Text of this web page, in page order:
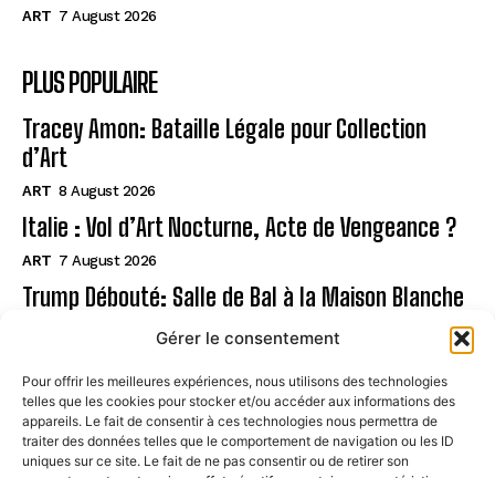
Gérer le consentement
Pour offrir les meilleures expériences, nous utilisons des technologies
telles que les cookies pour stocker et/ou accéder aux informations des
appareils. Le fait de consentir à ces technologies nous permettra de
traiter des données telles que le comportement de navigation ou les ID
uniques sur ce site. Le fait de ne pas consentir ou de retirer son
ART 7 August 2026
PLUS POPULAIRE
Tracey Amon: Bataille Légale pour Collection
d’Art
ART 8 August 2026
Italie : Vol d’Art Nocturne, Acte de Vengeance ?
ART 7 August 2026
Trump Débouté: Salle de Bal à la Maison Blanche
Page
CONTACT